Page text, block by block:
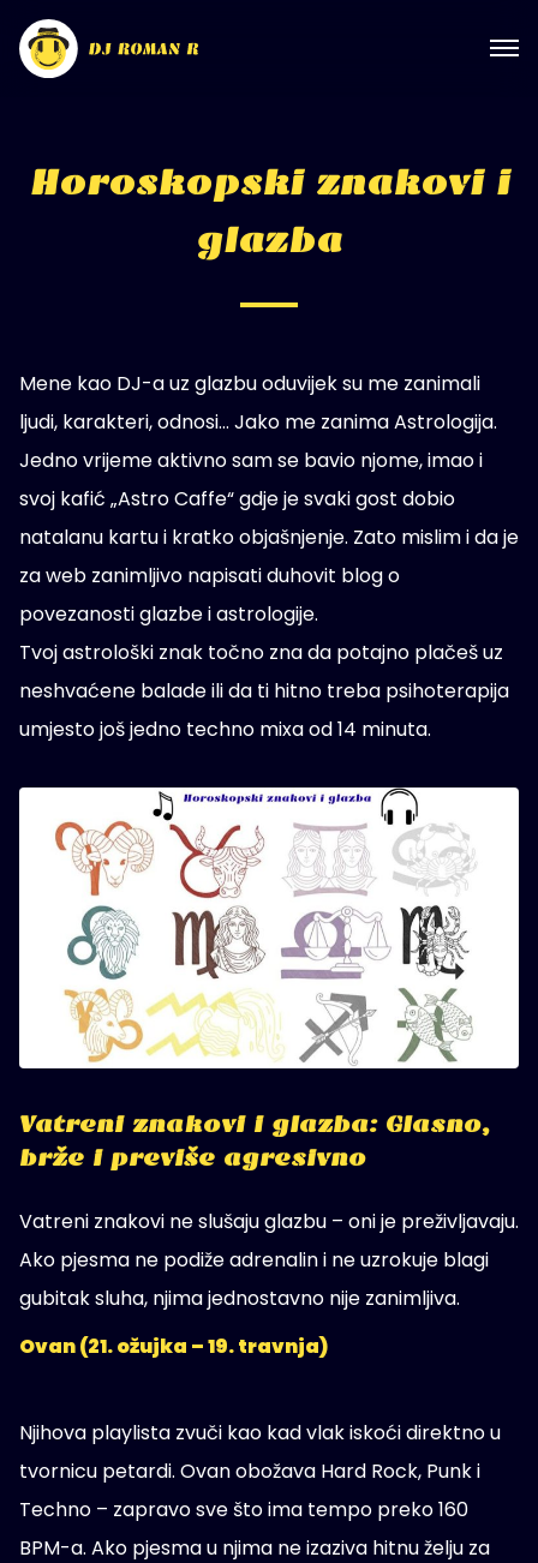
Horoskopski znakovi i
glazba
Mene kao DJ-a uz glazbu oduvijek su me zanimali
ljudi, karakteri, odnosi… Jako me zanima Astrologija.
Jedno vrijeme aktivno sam se bavio njome, imao i
svoj kafić „Astro Caffe“ gdje je svaki gost dobio
natalanu kartu i kratko objašnjenje. Zato mislim i da je
za web zanimljivo napisati duhovit blog o
povezanosti glazbe i astrologije.
Tvoj astrološki znak točno zna da potajno plačeš uz
neshvaćene balade ili da ti hitno treba psihoterapija
umjesto još jedno techno mixa od 14 minuta.
Vatreni znakovi i glazba: Glasno,
brže i previše agresivno
Vatreni znakovi ne slušaju glazbu – oni je preživljavaju.
Ako pjesma ne podiže adrenalin i ne uzrokuje blagi
gubitak sluha, njima jednostavno nije zanimljiva.
Ovan (21. ožujka – 19. travnja)
Njihova playlista zvuči kao kad vlak iskoći direktno u
tvornicu petardi. Ovan obožava Hard Rock, Punk i
Techno – zapravo sve što ima tempo preko 160
BPM-a. Ako pjesma u njima ne izaziva hitnu želju za